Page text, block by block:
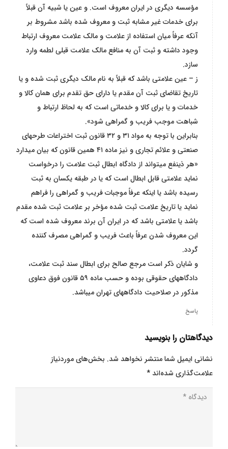
مؤسسه دیگری در ایران معروف است. و عین یا شبیه آن قبلاً
برای خدمات غیر مشابه ثبت و معروف شده باشد مشروط بر
آنکه عرفاً میان استفاده از علامت و مالک علامت معروف ارتباط
وجود داشته و ثبت آن به منافع مالک علامت قبلی لطمه وارد
سازد.
ز – عين علامتی باشد که قبلاً به نام مالک دیگری ثبت شده و یا
تاریخ تقاضای ثبت آن مقدم یا دارای حق تقدم برای همان کالا و
خدمات و یا برای کالا و خدماتی است که به لحاظ ارتباط و
شباهت موجب فریب و گمراهی شود».
بنابراین با توجه به مواد ۳۱ و ۳۲ قانون ثبت اختراعات طرحهای
صنعتی و علائم تجاری و نیز ماده ٤١ همین قانون که بیان میدارد
«هر ذینفع میتواند از دادگاه ابطال ثبت علامت را درخواست
نماید علامتی قابل ابطال است که یا در طبقه یکسان به ثبت
رسیده باشد یا اینکه عرفاً موجبات فریب و گمراهی را فراهم
نماید یا تاریخ علامت ثبت شده مؤخر بر علامت ثبت شده مقدم
باشد یا علامتی باشد که در ایران آن برند معروف شده است که
این معروف شدن عرفاً باعث فریب و گمراهی مصرف کننده
گردد.
و شایان ذکر است مرجع صالح برای ابطال سند ثبت علامت،
دادگاههای حقوقی بوده و حسب ماده ۵۹ قانون فوق دعاوی
مذکور در صلاحیت دادگاههای تهران میباشد.
پاسخ
دیدگاهتان را بنویسید
نشانی ایمیل شما منتشر نخواهد شد. بخش‌های موردنیاز
علامت‌گذاری شده‌اند*